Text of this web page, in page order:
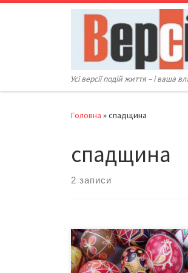
Перейти до вмісту
Усі версії подій життя – і ваша
Головна »спадщина
спадщина
2 записи
Буковинські майстрині зі
писанкарства «Життєдай»,
Чернівцях, підготували